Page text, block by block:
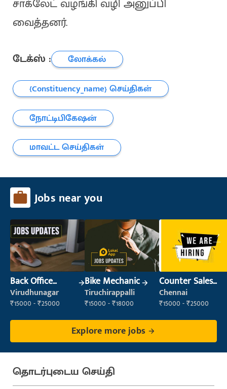
சாக்லேட் வழங்கி வழி அனுப்பி
வைத்தனர்.
டேக்ஸ் :
லோக்கல்
{constituency_name} செய்திகள்
நோட்டிபிகேஷன்
மாவட்ட செய்திகள்
Jobs near you
Back Office
Executive
(Administration)
Virudhunagar
₹15000 - ₹25000
Bike Mechanic
Tiruchirappalli
₹15000 - ₹18000
Counter Sales
Executive (Retail
Sales)
Chennai
₹15000 - ₹25000
Explore more jobs
தொடர்புடைய செய்தி